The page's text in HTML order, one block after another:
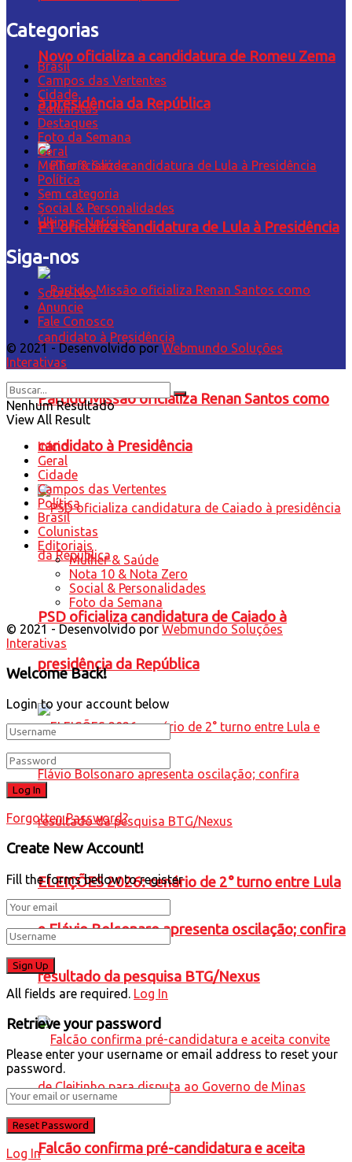
Novo oficializa a candidatura de Romeu Zema
à presidência da República
PT oficializa candidatura de Lula à Presidência
Partido Missão oficializa Renan Santos como
candidato à Presidência
PSD oficializa candidatura de Caiado à
presidência da República
ELEIÇÕES 2026: cenário de 2° turno entre Lula
e Flávio Bolsonaro apresenta oscilação; confira
resultado da pesquisa BTG/Nexus
Falcão confirma pré-candidatura e aceita
Categorias
Brasil
Campos das Vertentes
Cidade
Colunistas
Destaques
Foto da Semana
Geral
Mulher & Saúde
Política
Sem categoria
Social & Personalidades
Últimas Notícias
Siga-nos
Sobre Nós
Anuncie
Fale Conosco
© 2021 - Desenvolvido porWebmundo Soluções
Interativas
Nenhum Resultado
View All Result
Início
Geral
Cidade
Campos das Vertentes
Política
Brasil
Colunistas
Editoriais
Mulher & Saúde
Nota 10 & Nota Zero
Social & Personalidades
Foto da Semana
© 2021 - Desenvolvido por Webmundo Soluções
Interativas
Welcome Back!
Login to your account below
Forgotten Password?
Create New Account!
Fill the forms bellow to register
All fields are required. Log In
Retrieve your password
Please enter your username or email address to reset your
password.
Log In